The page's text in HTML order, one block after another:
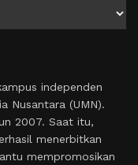
independen
Nusantara (UMN).
2007. Saat itu,
menerbitkan
mempromosikan